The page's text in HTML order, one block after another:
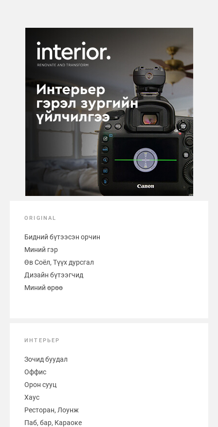
ORIGINAL
Бидний бүтээсэн орчин
Миний гэр
Өв Соёл, Түүх дурсгал
Дизайн бүтээгчид
Миний өрөө
ИНТЕРЬЕР
Зочид буудал
Оффис
Орон сууц
Хаус
Ресторан, Лоунж
Паб, бар, Караоке